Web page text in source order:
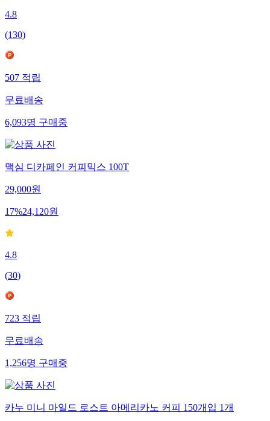
4.8
(130)
507적립
무료배송
6,093명구매중
맥심 디카페인 커피믹스 100T
29,000원
17%24,120원
4.8
(30)
723적립
무료배송
1,256명구매중
카누 미니 마일드 로스트 아메리카노 커피 150개입 1개